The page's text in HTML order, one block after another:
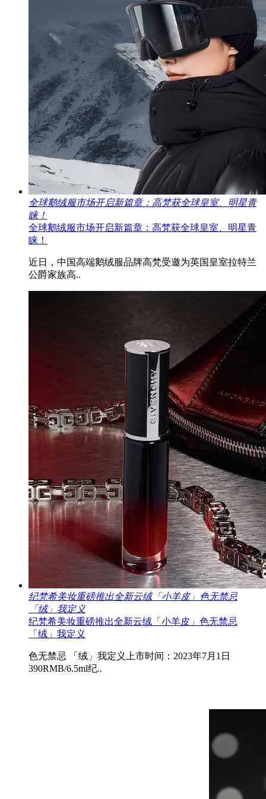
全球鹅绒服市场开启新篇章：高梵获全球皇室、明星青
睐！
全球鹅绒服市场开启新篇章：高梵获全球皇室、明星青
睐！
近日，中国高端鹅绒服品牌高梵受邀为英国皇室拉特兰
公爵家族高..
纪梵希美妆重磅推出全新云绒「小羊皮」色无禁忌
「绒」我定义
纪梵希美妆重磅推出全新云绒「小羊皮」色无禁忌
「绒」我定义
色无禁忌 「绒」我定义上市时间：2023年7月1日
390RMB/6.5ml纪..